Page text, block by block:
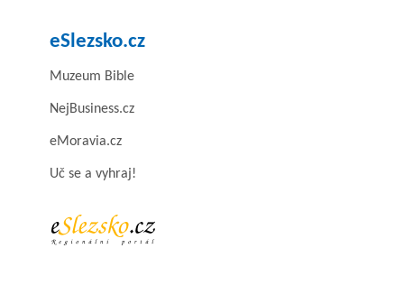
eSlezsko.cz
Muzeum Bible
NejBusiness.cz
eMoravia.cz
Uč se a vyhraj!